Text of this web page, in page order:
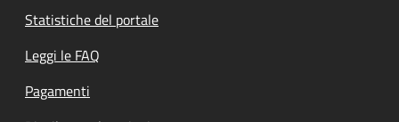
Statistiche del portale
Leggi le FAQ
Pagamenti